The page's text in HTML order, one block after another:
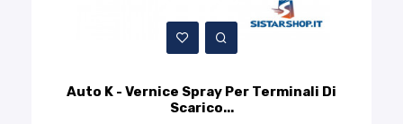
Auto K - Vernice Spray Per Terminali Di
Scarico...